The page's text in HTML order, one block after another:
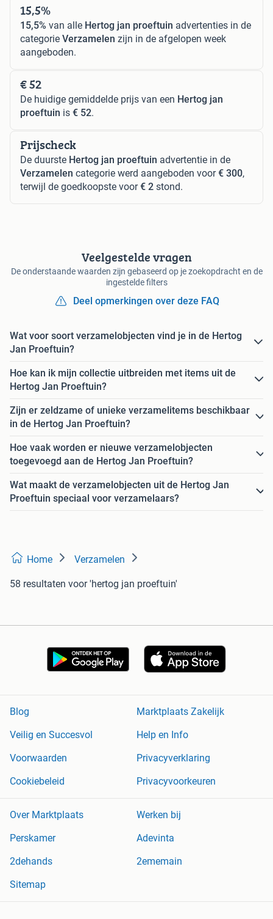
15,5%
15,5% van alle Hertog jan proeftuin advertenties in de
categorie Verzamelen zijn in de afgelopen week
aangeboden.
€ 52
De huidige gemiddelde prijs van een Hertog jan
proeftuin is € 52.
Prijscheck
De duurste Hertog jan proeftuin advertentie in de
Verzamelen categorie werd aangeboden voor€ 300,
terwijl de goedkoopste voor€ 2 stond.
Veelgestelde vragen
De onderstaande waarden zijn gebaseerd op je zoekopdracht en de
ingestelde filters
Deel opmerkingen over deze FAQ
Wat voor soort verzamelobjecten vind je in de Hertog
Jan Proeftuin?
Hoe kan ik mijn collectie uitbreiden met items uit de
Hertog Jan Proeftuin?
Zijn er zeldzame of unieke verzamelitems beschikbaar
in de Hertog Jan Proeftuin?
Hoe vaak worden er nieuwe verzamelobjecten
toegevoegd aan de Hertog Jan Proeftuin?
Wat maakt de verzamelobjecten uit de Hertog Jan
Proeftuin speciaal voor verzamelaars?
Home Verzamelen
58 resultaten voor 'hertog jan proeftuin'
Blog
Marktplaats Zakelijk
Veilig en Succesvol
Help en Info
Voorwaarden
Privacyverklaring
Cookiebeleid
Privacyvoorkeuren
Over Marktplaats
Werken bij
Perskamer
Adevinta
2dehands
2ememain
Sitemap